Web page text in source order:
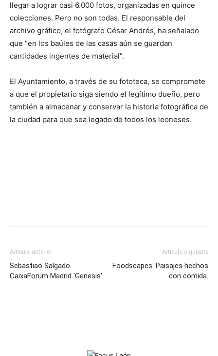
llegar a lograr casi 6.000 fotos, organizadas en quince
colecciones. Pero no son todas. El responsable del
archivo gráfico, el fotógrafo César Andrés, ha señalado
que “en los baúles de las casas aún se guardan
cantidades ingentes de material”.
El Ayuntamiento, a través de su fototeca, se compromete
a que el propietario siga siendo el legítimo dueño, pero
también a almacenar y conservar la historia fotográfica de
la ciudad para que sea legado de todos los leoneses.
Artículo anterior
Sebastiao Salgado.
CaixaForum Madrid ‘Genesis’
Artículo siguiente
Foodscapes. Paisajes hechos
con comida.